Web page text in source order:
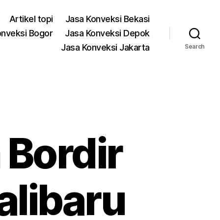
Artikel topi
Jasa Konveksi Bekasi
Bogor
Jasa Konveksi Depok
Jasa Konveksi Jakarta
Search